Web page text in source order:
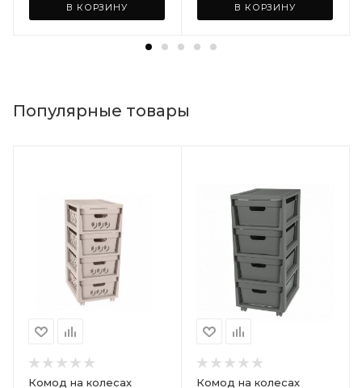
В КОРЗИНУ В КОРЗИНУ
Популярные товары
Комод на колесах
Комод на колесах